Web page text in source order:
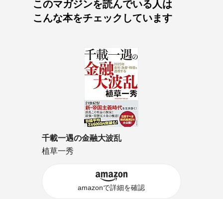
このマガジンを読んでいる人は
こんな本をチェックしています
千載一遇の金融大波乱
植草一秀
amazonで詳細を確認